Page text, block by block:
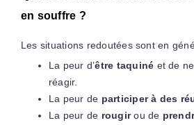
en souffre ?
Les situations redoutées sont en
La peur d’être taquiné et de
réagir.
La peur de participer à des
La peur de rougirou de